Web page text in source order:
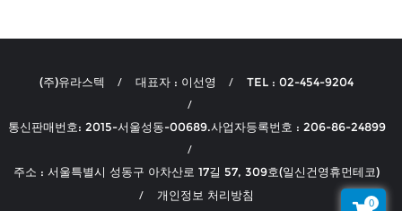
(주)유라스텍 대표자 : 이선영 TEL : 02-454-9204
통신판매번호: 2015-서울성동-00689.사업자등록번호 : 206-86-24899
주소 : 서울특별시 성동구 아차산로 17길 57, 309호(일신건영휴먼테코)
개인정보 처리방침
0